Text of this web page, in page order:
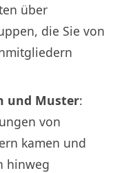
über
die Sie von
und Muster:
von
kamen und
hinweg